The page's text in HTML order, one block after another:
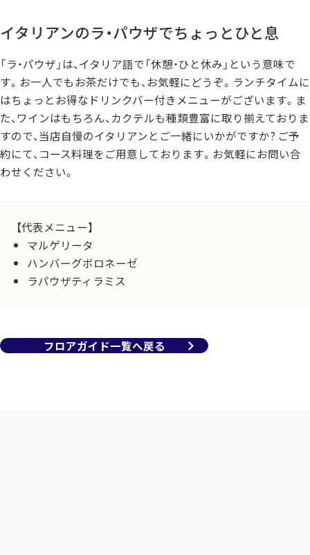
イタリアンのラ・パウザでちょっとひと息
「ラ・パウザ」は、イタリア語で「休憩・ひと休み」という意味で
す。お一人でもお茶だけでも、お気軽にどうぞ。ランチタイムに
はちょっとお得なドリンクバー付きメニューがございます。ま
た、ワインはもちろん、カクテルも種類豊富に取り揃えておりま
すので、当店自慢のイタリアンとご一緒にいかがですか? ご予
約にて、コース料理をご用意しております。お気軽にお問い合
わせください。
【代表メニュー】
マルゲリータ
ハンバーグボロネーゼ
ラパウザティラミス
フロアガイド一覧へ戻る